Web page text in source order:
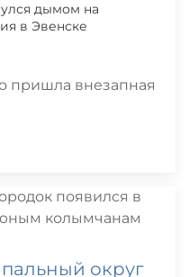
дымом на
в Эвенске
пришла внезапная
округ